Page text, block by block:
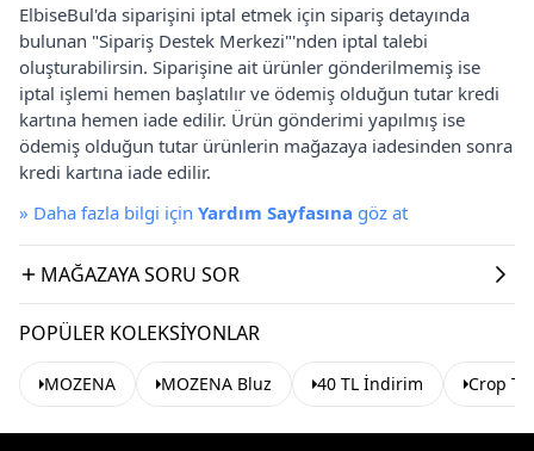
ElbiseBul'da siparişini iptal etmek için sipariş detayında
bulunan "Sipariş Destek Merkezi"'nden iptal talebi
oluşturabilirsin. Siparişine ait ürünler gönderilmemiş ise
iptal işlemi hemen başlatılır ve ödemiş olduğun tutar kredi
kartına hemen iade edilir. Ürün gönderimi yapılmış ise
ödemiş olduğun tutar ürünlerin mağazaya iadesinden sonra
kredi kartına iade edilir.
» Daha fazla bilgi için Yardım Sayfasına göz at
MAĞAZAYA SORU SOR
POPÜLER KOLEKSIYONLAR
MOZENA MOZENA Bluz 40 TL İndirim Crop